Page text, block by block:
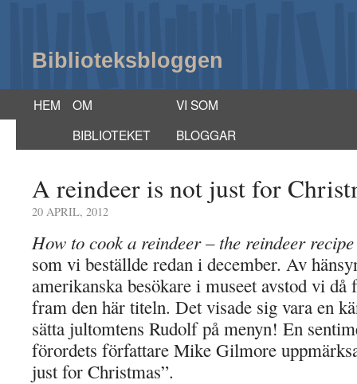
Biblioteksbloggen
HEM
OM
BIBLIOTEKET
VI SOM
BLOGGAR
A reindeer is not just for
20 APRIL, 2012
How to cook a reindeer– the reindeer
som vi beställde redan i december. Av
amerikanska besökare i museet avstod vi
fram den här titeln. Det visade sig vara en
sätta jultomtens Rudolf på menyn! En
förordets författare Mike Gilmore
just for Christmas”.